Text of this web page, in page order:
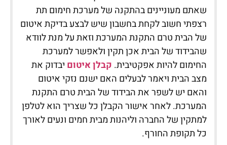
שאתם מעוניינים בהתקנה של מערכת חימום תת
רצפתי חשוב לקחת בחשבון שיש לבצע בדיקת איטום
של הבית טרם התקנת המערכת וזאת על מנת לוודא
שהבידוד של הבית אכן תקין ולאפשר למערכת
החימום להיות אפקטיבית. קבלן איטום יבדוק את
מצב הבית ויאמר לבעלים האם ישנם נזקי איטום
והאם יש לשפר את הבידוד של הבית טרם התקנת
המערכת. לאחר אישור הקבלן כל שצריך הוא לטלפן
למתקין של החברה וליהנות מבית חמים ונעים לאורך
כל תקופת החורף.